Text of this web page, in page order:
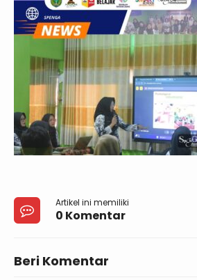
Artikel ini memiliki
0 Komentar
Beri Komentar